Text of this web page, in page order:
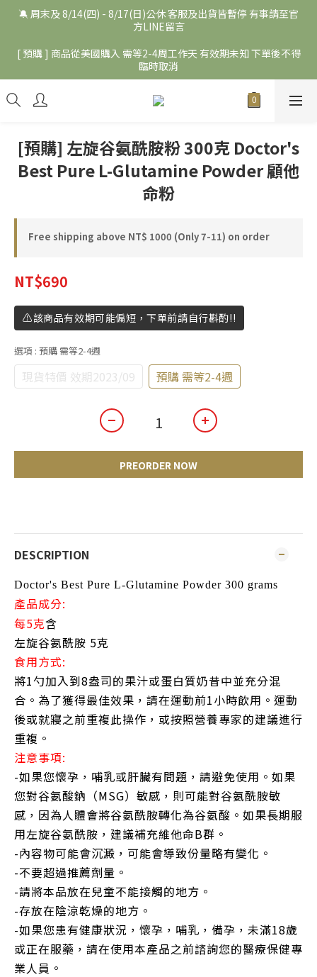
🔕 周末及 8/14(四) - 8/17(日)公休 客服及出貨皆暫停 有事請至官
方LINE留言
[ 預購 ] 商品從美國購入 需等2-4周工作天 有效期未知 下單後不得
臨時取消
[預購] 左旋谷氨酰胺粉 300克 Doctor's
Best Pure L-Glutamine Powder 顧他
命粉
Free shipping above NT$ 1000 (Only 7-11) on order
NT$690
⚠️該商品有效期可能偏短，下單前請自行斟酌!!
選項 : 預購 需等2-4週
現貨特價 效期2023/09 預購 需等2-4週
PREORDER NOW
DESCRIPTION
Doctor's Best Pure L-Glutamine Powder 300 grams
產品成分:
每5克含
左旋谷氨酰胺 5克
食用方式:
將1勺加入到8盎司的果汁或蛋白質奶昔中並充分混
合。為了獲得最佳效果，請在運動前1小時飲用。運動
後或就寢之前重複此操作，或按照營養專家的建議進行
重複。
注意事項:
-如果您懷孕，哺乳或肝臟有問題，請避免使用。如果
您對谷氨酸鈉（MSG）敏感，則可能對谷氨酰胺敏
感，因為人體會將谷氨酰胺轉化為谷氨酸。如果長期服
用左旋谷氨酰胺，建議補充維他命B群。
-內容物可能會沉澱，可能會導致份量略有變化。
-不要超過推薦劑量。
-請將本品放在兒童不能接觸的地方。
-存放在陰涼乾燥的地方。
-如果您患有健康狀況，懷孕，哺乳，備孕，未滿18歲
或正在服藥，請在使用本產品之前諮詢您的醫療保健專
業人員。